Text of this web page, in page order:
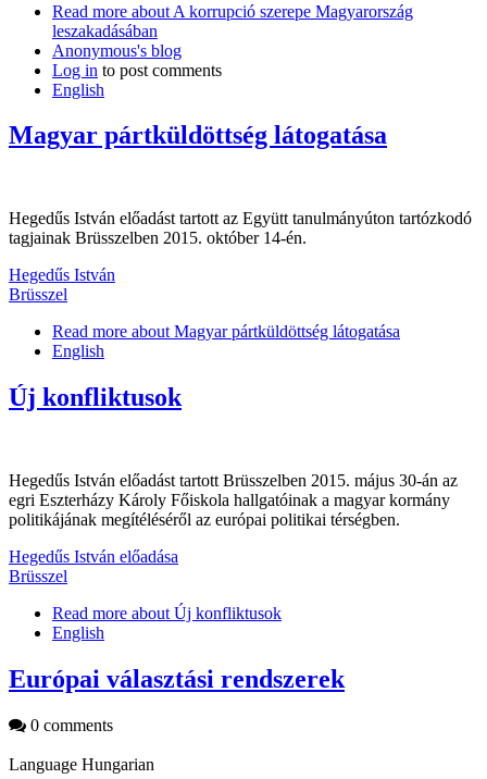
Read more about A korrupció szerepe Magyarország
leszakadásában
Anonymous's blog
Log in to post comments
English
Magyar pártküldöttség látogatása
Hegedűs István előadást tartott az Együtt tanulmányúton tartózkodó
tagjainak Brüsszelben 2015. október 14-én.
Hegedűs István
Brüsszel
Read more about Magyar pártküldöttség látogatása
English
Új konfliktusok
Hegedűs István előadást tartott Brüsszelben 2015. május 30-án az
egri Eszterházy Károly Főiskola hallgatóinak a magyar kormány
politikájának megítéléséről az európai politikai térségben.
Hegedűs István előadása
Brüsszel
Read more about Új konfliktusok
English
Európai választási rendszerek
0 comments
Language Hungarian